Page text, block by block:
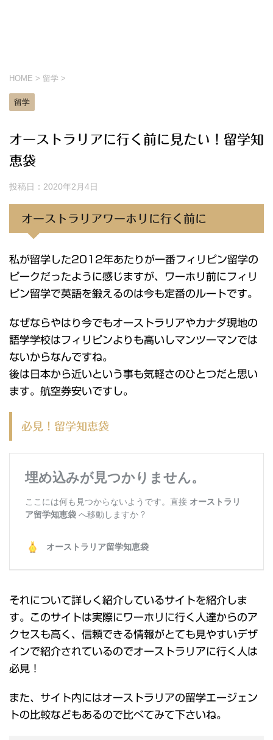
HOME > 留学 >
留学
オーストラリアに行く前に見たい！留学知
恵袋
投稿日： 2020年2月4日
オーストラリアワーホリに行く前に
私が留学した2012年あたりが一番フィリピン留学の
ピークだったように感じますが、ワーホリ前にフィリ
ピン留学で英語を鍛えるのは今も定番のルートです。
なぜならやはり今でもオーストラリアやカナダ現地の
語学学校はフィリピンよりも高いしマンツーマンでは
ないからなんですね。
後は日本から近いという事も気軽さのひとつだと思い
ます。航空券安いですし。
必見！留学知恵袋
それについて詳しく紹介しているサイトを紹介しま
す。このサイトは実際にワーホリに行く人達からのア
クセスも高く、信頼できる情報がとても見やすいデザ
インで紹介されているのでオーストラリアに行く人は
必見！
また、サイト内にはオーストラリアの留学エージェン
トの比較などもあるので比べてみて下さいね。